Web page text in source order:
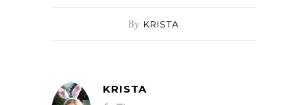
By KRISTA
KRISTA